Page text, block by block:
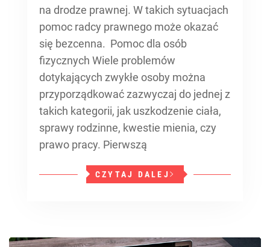
na drodze prawnej. W takich sytuacjach
pomoc radcy prawnego może okazać
się bezcenna. Pomoc dla osób
fizycznych Wiele problemów
dotykających zwykłe osoby można
przyporządkować zazwyczaj do jednej z
takich kategorii, jak uszkodzenie ciała,
sprawy rodzinne, kwestie mienia, czy
prawo pracy. Pierwszą
CZYTAJ DALEJ